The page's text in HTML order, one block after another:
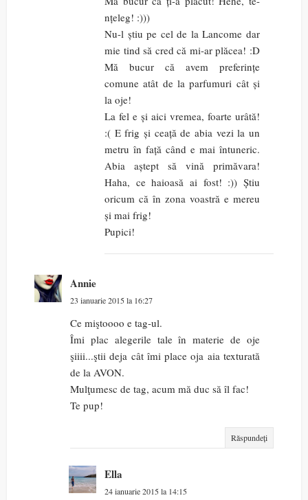
nțeleg! :)))
Nu-l știu pe cel de la Lancome dar
mie tind să cred că mi-ar plăcea! :D
Mă bucur că avem preferințe
comune atât de la parfumuri cât și
la oje!
La fel e și aici vremea, foarte urâtă!
:( E frig și ceață de abia vezi la un
metru în față când e mai întuneric.
Abia aștept să vină primăvara!
Haha, ce haioasă ai fost! :)) Știu
oricum că în zona voastră e mereu
și mai frig!
Pupici!
Annie
23 ianuarie 2015 la 16:27
Ce miştoooo e tag-ul.
Îmi plac alegerile tale în materie de oje
şiiii...ştii deja cât îmi place oja aia texturată
de la AVON.
Mulţumesc de tag, acum mă duc să îl fac!
Te pup!
Răspundeți
Ella
24 ianuarie 2015 la 14:15